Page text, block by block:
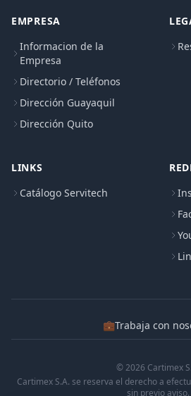
EMPRESA
Informacion de la
Empresa
Directorio / Teléfonos
Dirección Guayaquil
Dirección Quito
LINKS
Catálogo Servitech
💼Trabaja con
© 2026 Cartimex
Cartimex S.A. se reserva el derecho a
sin previo aviso.